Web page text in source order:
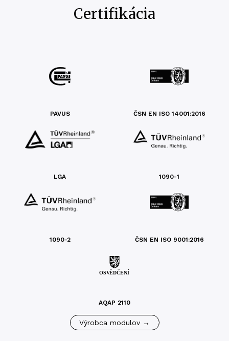
Certifikácia
PAVUS ČSN EN ISO 14001:2016
LGA 1090-1
1090-2 ČSN EN ISO 9001:2016
AQAP 2110
Výrobca modulov →